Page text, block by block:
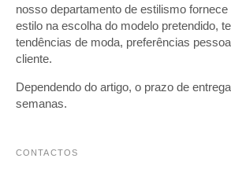
CONTACTOS
nosso departamento de estilismo
estilo na escolha do modelo pretendido,
tendências de moda, preferências
cliente.
Dependendo do artigo, o prazo de
semanas.